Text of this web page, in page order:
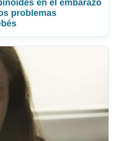
en el embarazo
problemas